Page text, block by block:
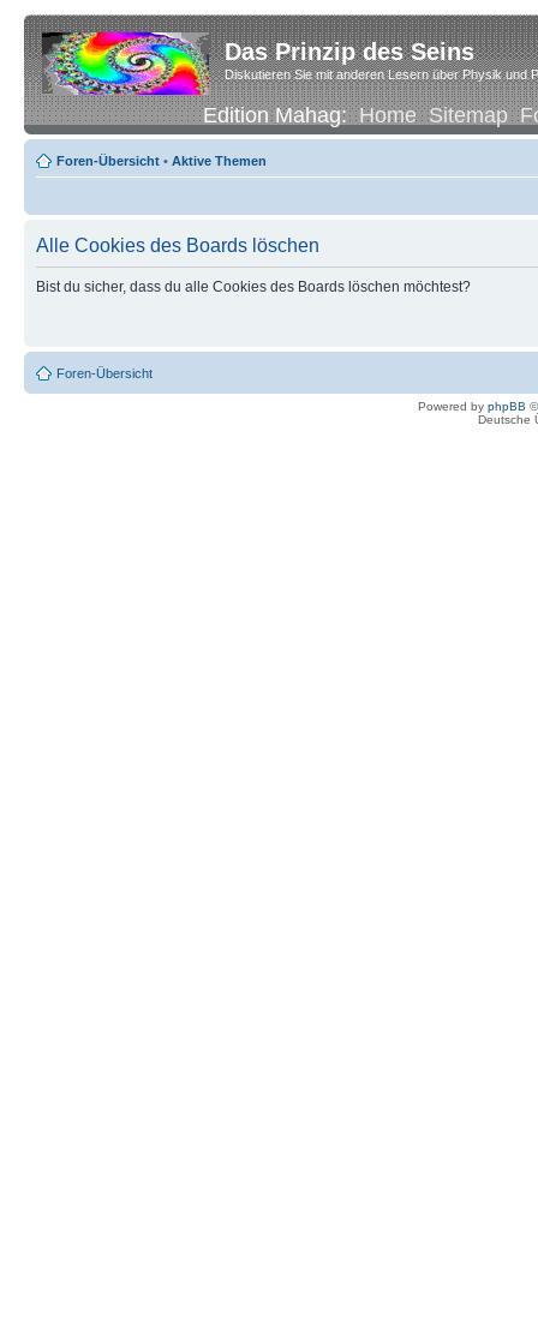
Das Prinzip des Seins
Diskutieren Sie mit anderen Lesern über Physik und
Edition Mahag:Home Sitemap
Foren-Übersicht • Aktive Themen
Alle Cookies des Boards löschen
Bist du sicher, dass du alle Cookies des Boards löschen möchtest?
Foren-Übersicht
Powered by phpBB
Deutsche